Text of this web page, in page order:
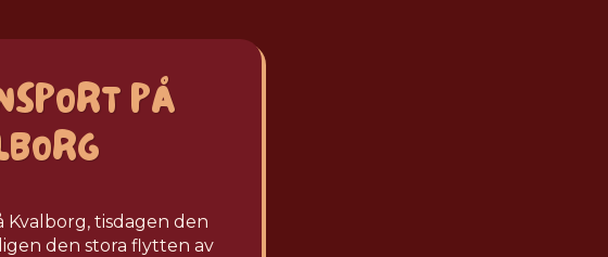
PÅ
tisdagen den
den stora flytten av